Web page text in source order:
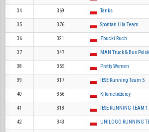
34 369 Tanks
35 376 Spontan Lila Team
36 321 Zbucki Ruch
37 347 MAN Truck & Bus
38 355 Pretty Women
39 317 IESE Running Team 5
40 356 Kilometrożercy
41 318 IESE RUNNING TEAM 1
42 343 UNILOGO RUNNING